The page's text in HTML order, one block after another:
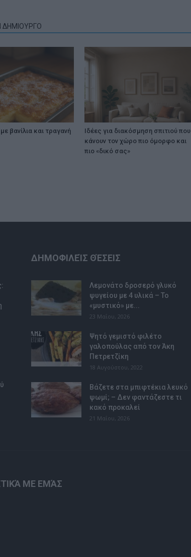
ΔΗΜΙΟΥΡΓΟ
βανίλια και τραγανή
Ιδέες για διακόσμηση σπιτιού που
κάνουν τον χώρο πιο όμορφο και
πιο «δικό σας»
ΔΗΜΟΦΙΛΕΊΣ ΘΈΣΕΙΣ
Λεμονάτο δροσερό γλυκό
ψυγείου με 4 υλικά – Το
«μυστικό» με...
23 Μαΐου, 2026
Ψητό γεμιστό φιλέτο
γαλοπούλας από τον Άκη
Πετρετζίκη
18 Αυγούστου, 2022
Βάζετε στα μπιφτέκια λευκό
ψωμί; – Δεν φαντάζεστε τι
κακό προκαλεί
21 Μαΐου, 2026
ΜΕ ΕΜΆΣ